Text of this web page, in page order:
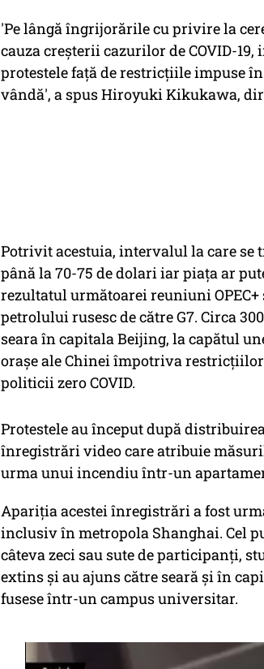
'Pe lângă îngrijorările cu privire la
cauza creşterii cazurilor de COVID-
protestele faţă de restricţiile impuse
vândă', a spus Hiroyuki Kikukawa,
Potrivit acestuia, intervalul la care se
până la 70-75 de dolari iar piaţa ar
rezultatul următoarei reuniuni
petrolului rusesc de către G7. Circa
seara în capitala Beijing, la capătul
oraşe ale Chinei împotriva
politicii zero COVID.
Protestele au început după
înregistrări video care atribuie
urma unui incendiu într-un
Apariţia acestei înregistrări a fost
inclusiv în metropola Shanghai. Cel
câteva zeci sau sute de participanţi,
extins şi au ajuns către seară şi în
fusese într-un campus universitar.